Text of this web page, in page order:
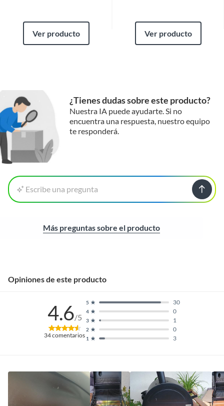
Ver producto Ver producto
¿Tienes dudas sobre este producto?
Nuestra IA puede ayudarte. Si no
encuentra una respuesta, nuestro equipo
te responderá.
Escribe una pregunta
Más preguntas sobre el producto
Opiniones de este producto
4.6/5
34comentarios 1 3
2 0
3 1
4 0
5 30